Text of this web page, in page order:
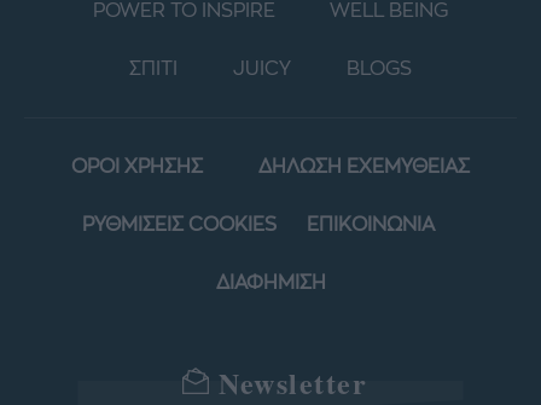
POWER TO INSPIRE WELL BEING
ΣΠΙΤΙ JUICY BLOGS
ΟΡΟΙ ΧΡΗΣΗΣ ΔΗΛΩΣΗ ΕΧΕΜΥΘΕΙΑΣ
ΡΥΘΜΙΣΕΙΣ COOKIES ΕΠΙΚΟΙΝΩΝΙΑ
ΔΙΑΦΗΜΙΣΗ
Newsletter